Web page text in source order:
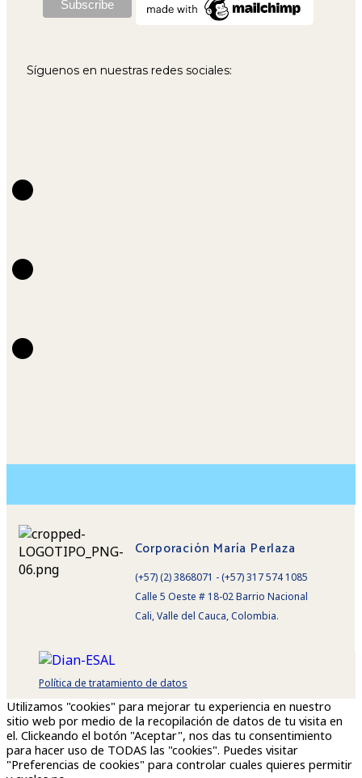
Síguenos en nuestras redes sociales:
Corporación María Perlaza
(+57) (2) 3868071 - (+57) 317 574 1085
Calle 5 Oeste # 18-02 Barrio Nacional
Cali, Valle del Cauca, Colombia.
Política de tratamiento de datos
Utilizamos "cookies" para mejorar tu experiencia en nuestro
sitio web por medio de la recopilación de datos de tu visita en
el. Clickeando el botón "Aceptar", nos das tu consentimiento
para hacer uso de TODAS las "cookies". Puedes visitar
"Preferencias de cookies" para controlar cuales quieres permitir